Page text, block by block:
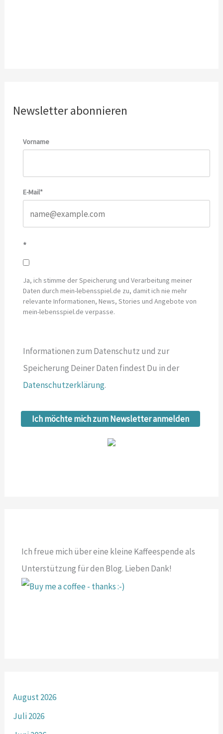
Newsletter abonnieren
Vorname
E-Mail*
*
Ja, ich stimme der Speicherung und Verarbeitung meiner
Daten durch mein-lebensspiel.de zu, damit ich nie mehr
relevante Informationen, News, Stories und Angebote von
mein-lebensspiel.de verpasse.
Informationen zum Datenschutz und zur
Speicherung Deiner Daten findest Du in der
Datenschutzerklärung.
Ich möchte mich zum Newsletter anmelden
Ich freue mich über eine kleine Kaffeespende als
Unterstützung für den Blog. Lieben Dank!
August 2026
Juli 2026